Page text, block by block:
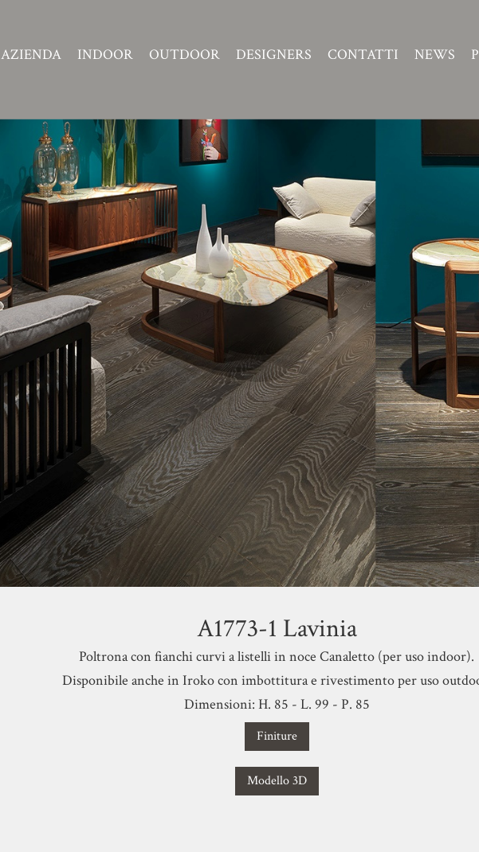
AZIENDA INDOOR OUTDOOR DESIGNERS CONTATTI NEWS
A1773-1 Lavinia
Poltrona con fianchi curvi a listelli in noce Canaletto (per uso indoor).
Disponibile anche in Iroko con imbottitura e rivestimento per uso
Dimensioni: H. 85 - L. 99 - P. 85
Finiture
Modello 3D